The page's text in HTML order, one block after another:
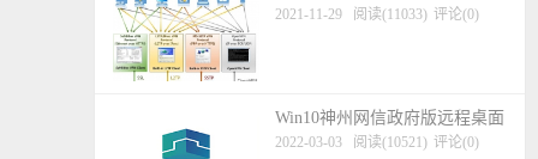
2021-11-29 阅读(11033) 评论(0)
Win10神州网信政府版远程桌面
2022-03-03 阅读(10521) 评论(0)